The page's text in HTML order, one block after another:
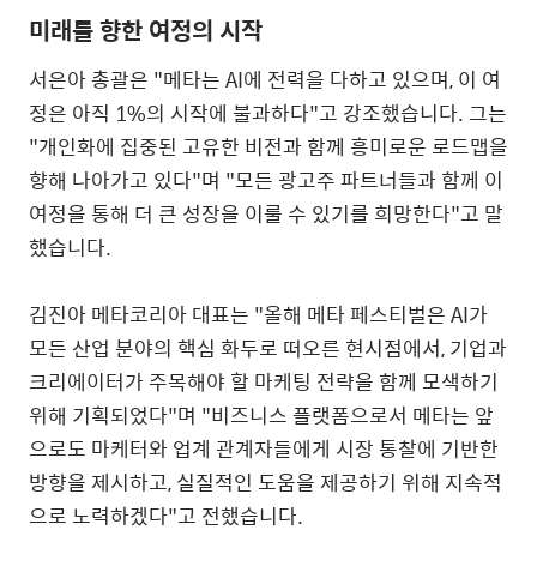
미래를 향한 여정의 시작
서은아 총괄은 "메타는AI에 전력을 다하고 있으며,이 여
정은 아직 1%의 시작에 불과하다"고 강조했습니다. 그는
"개인화에 집중된 고유한 비전과 함께 흥미로운 로드맵을
향해 나아가고 있다"며 "모든 광고주 파트너들과 함께 이
여정을 통해 더 큰 성장을 이룰 수 있기를 희망한다"고 말
했습니다.
김진아 메타코리아 대표는 "올해 메타 페스티벌은AI가
모든 산업 분야의 핵심 화두로 떠오른 현시점에서,기업과
크리에이터가 주목해야 할 마케팅 전략을 함께 모색하기
위해 기획되었다"며 "비즈니스 플랫폼으로서 메타는 앞
으로도 마케터와 업계 관계자들에게 시장 통찰에 기반한
방향을 제시하고,실질적인 도움을 제공하기 위해 지속적
으로 노력하겠다"고 전했습니다.